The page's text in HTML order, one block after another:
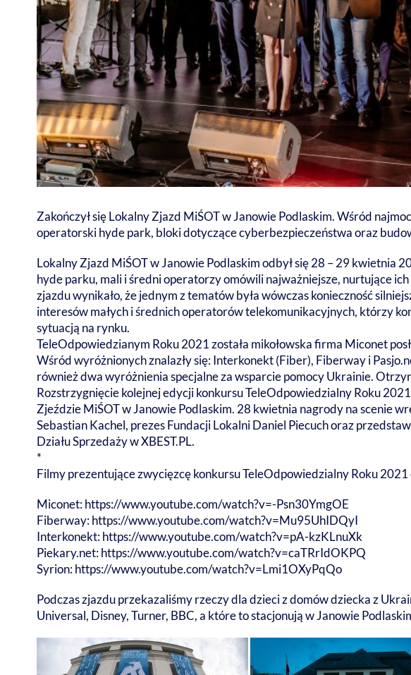
Zakończył się Lokalny Zjazd MiŚOT w Janowie Podlaskim. Wśród
operatorski hyde park, bloki dotyczące cyberbezpieczeństwa oraz
Lokalny Zjazd MiŚOT w Janowie Podlaskim odbył się 28 – 29 kwietnia
hyde parku, mali i średni operatorzy omówili najważniejsze, nurtujące
zjazdu wynikało, że jednym z tematów była wówczas konieczność
interesów małych i średnich operatorów telekomunikacyjnych, którzy
sytuacją na rynku.
TeleOdpowiedzianym Roku 2021 została mikołowska firma Miconet
Wśród wyróżnionych znalazły się: Interkonekt (Fiber), Fiberway i
również dwa wyróżnienia specjalne za wsparcie pomocy Ukrainie.
Rozstrzygnięcie kolejnej edycji konkursu TeleOdpowiedzialny Roku
Zjeździe MiŚOT w Janowie Podlaskim. 28 kwietnia nagrody na scenie
Sebastian Kachel, prezes Fundacji Lokalni Daniel Piecuch oraz
Działu Sprzedaży w XBEST.PL.
*
Filmy prezentujące zwycięzcę konkursu TeleOdpowiedzialny Roku
Miconet:https://www.youtube.com/watch?v=-Psn30YmgOE
Fiberway:https://www.youtube.com/watch?v=Mu95UhIDQyI
Interkonekt:https://www.youtube.com/watch?v=pA-kzKLnuXk
Piekary.net:https://www.youtube.com/watch?v=caTRrIdOKPQ
Syrion:https://www.youtube.com/watch?v=Lmi1OXyPqQo
Podczas zjazdu przekazaliśmy rzeczy dla dzieci z domów dziecka z
Universal, Disney, Turner, BBC, a które to stacjonują w Janowie